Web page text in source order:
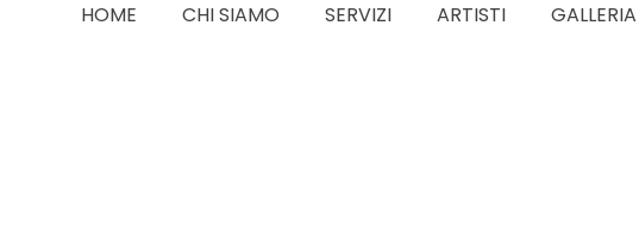
HOME CHI SIAMO SERVIZI ARTISTI GALLERIA